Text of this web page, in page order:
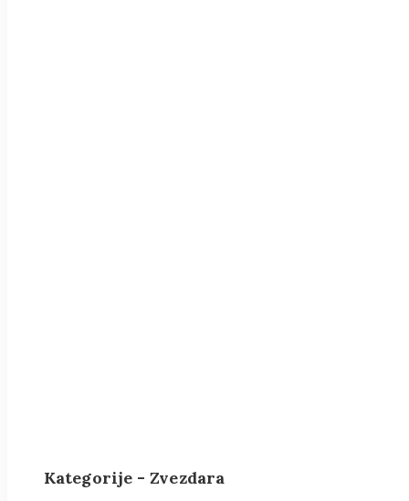
Kategorije - Zvezdara